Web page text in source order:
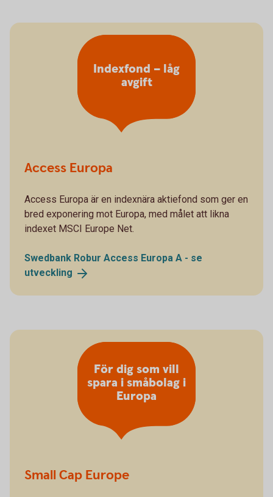
Access Europa
Access Europa är en indexnära aktiefond som ger en
bred exponering mot Europa, med målet att likna
indexet MSCI Europe Net.
Swedbank Robur Access Europa A - se
utveckling
Indexfond – låg
avgift
Small Cap Europe
För dig som vill
spara i småbolag i
Europa